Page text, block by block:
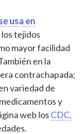
usa en
tejidos
mayor facilidad
en la
contrachapada;
variedad de
y
web los CDC,